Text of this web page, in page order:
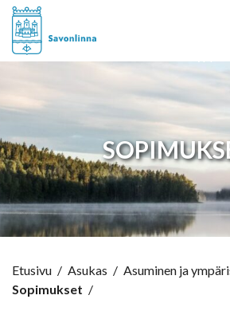
Etusivu / Asukas / Asuminen ja
Sopimukset /